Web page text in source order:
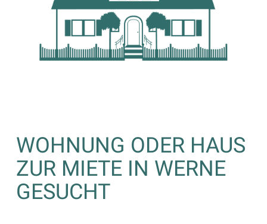
WOHNUNG ODER HAUS
ZUR MIETE IN WERNE
GESUCHT